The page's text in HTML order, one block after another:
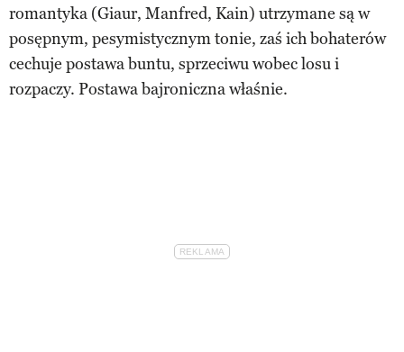
romantyka (Giaur, Manfred, Kain) utrzymane są w
posępnym, pesymistycznym tonie, zaś ich bohaterów
cechuje postawa buntu, sprzeciwu wobec losu i
rozpaczy. Postawa bajroniczna właśnie.